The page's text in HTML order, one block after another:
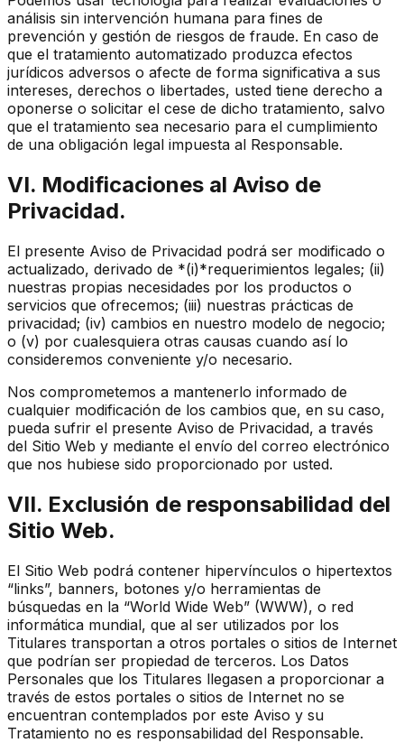
análisis sin intervención humana para fines de
prevención y gestión de riesgos de fraude. En caso de
que el tratamiento automatizado produzca efectos
jurídicos adversos o afecte de forma significativa a sus
intereses, derechos o libertades, usted tiene derecho a
oponerse o solicitar el cese de dicho tratamiento, salvo
que el tratamiento sea necesario para el cumplimiento
de una obligación legal impuesta al Responsable.
VI. Modificaciones al Aviso de
Privacidad.
El presente Aviso de Privacidad podrá ser modificado o
actualizado, derivado de *(i)*requerimientos legales; (ii)
nuestras propias necesidades por los productos o
servicios que ofrecemos; (iii) nuestras prácticas de
privacidad; (iv) cambios en nuestro modelo de negocio;
o (v) por cualesquiera otras causas cuando así lo
consideremos conveniente y/o necesario.
Nos comprometemos a mantenerlo informado de
cualquier modificación de los cambios que, en su caso,
pueda sufrir el presente Aviso de Privacidad, a través
del Sitio Web y mediante el envío del correo electrónico
que nos hubiese sido proporcionado por usted.
VII. Exclusión de responsabilidad del
Sitio Web.
El Sitio Web podrá contener hipervínculos o hipertextos
“links”, banners, botones y/o herramientas de
búsquedas en la “World Wide Web” (WWW), o red
informática mundial, que al ser utilizados por los
Titulares transportan a otros portales o sitios de Internet
que podrían ser propiedad de terceros. Los Datos
Personales que los Titulares llegasen a proporcionar a
través de estos portales o sitios de Internet no se
encuentran contemplados por este Aviso y su
Tratamiento no es responsabilidad del Responsable.